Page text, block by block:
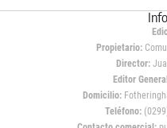
Propietario:
Director:
Editor
Domicilio:
Teléfono: